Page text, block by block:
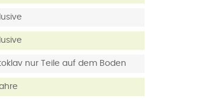
nur Teile auf dem Boden